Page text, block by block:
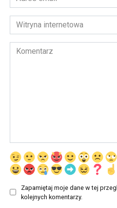
email
*Witryna
internetowa
Komentarz
Zapamiętaj moje dane w tej
kolejnych komentarzy.